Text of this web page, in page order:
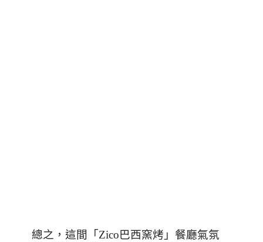
總之，這間「 Zico巴西窯烤」餐廳氣氛